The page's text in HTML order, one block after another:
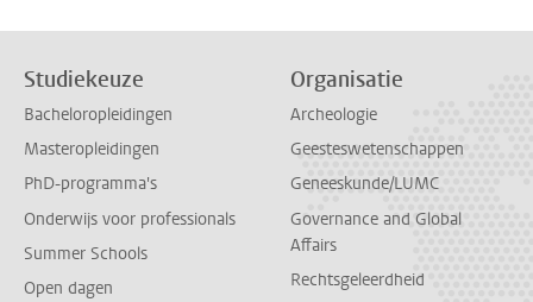
Studiekeuze
Bacheloropleidingen
Masteropleidingen
PhD-programma's
Onderwijs voor professionals
Summer Schools
Open dagen
Organisatie
Archeologie
Geesteswetenschappen
Geneeskunde/LUMC
Governance and Global
Affairs
Rechtsgeleerdheid